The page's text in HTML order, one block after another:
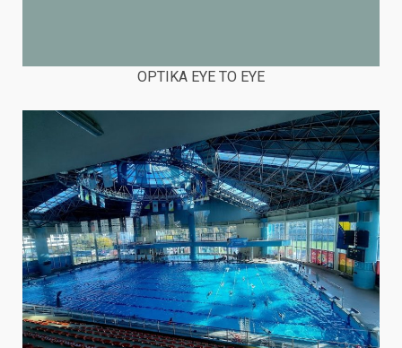
OPTIKA EYE TO EYE